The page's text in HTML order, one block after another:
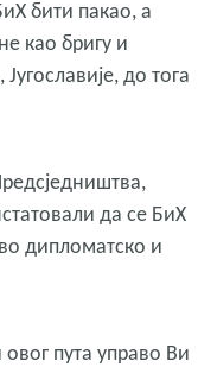
бити пакао, а
као бригу и
до тога
да се БиХ
дипломатско и
пута управо Ви